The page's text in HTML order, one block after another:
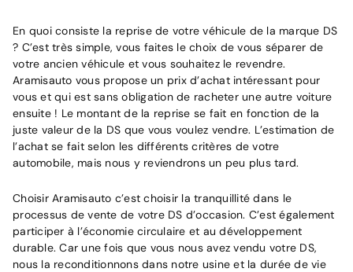
En quoi consiste la reprise de votre véhicule de la marque DS
? C’est très simple, vous faites le choix de vous séparer de
votre ancien véhicule et vous souhaitez le revendre.
Aramisauto vous propose un prix d’achat intéressant pour
vous et qui est sans obligation de racheter une autre voiture
ensuite ! Le montant de la reprise se fait en fonction de la
juste valeur de la DS que vous voulez vendre. L’estimation de
l’achat se fait selon les différents critères de votre
automobile, mais nous y reviendrons un peu plus tard.
Choisir Aramisauto c’est choisir la tranquillité dans le
processus de vente de votre DS d’occasion. C’est également
participer à l’économie circulaire et au développement
durable. Car une fois que vous nous avez vendu votre DS,
nous la reconditionnons dans notre usine et la durée de vie